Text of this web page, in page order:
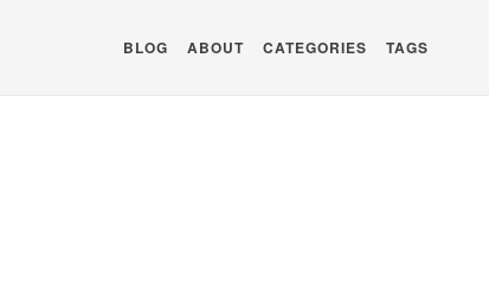
BLOG ABOUT CATEGORIES TAGS